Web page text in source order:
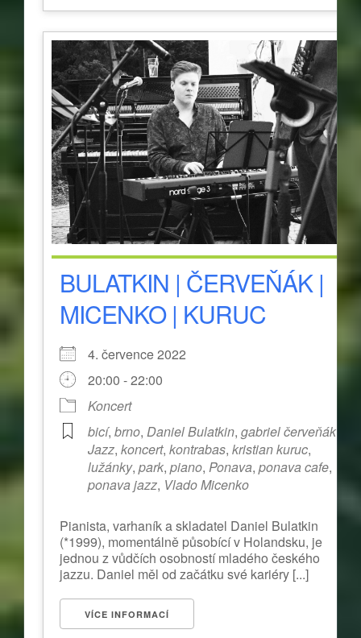
BULATKIN | ČERVEŇÁK |
MICENKO | KURUC
4. července 2022
20:00 - 22:00
Koncert
bicí,brno,Daniel Bulatkin,gabriel červeňák
Jazz,koncert,kontrabas,kristian kuruc,
lužánky,park,piano,Ponava,ponava cafe,
ponava jazz, Vlado Micenko
Pianista, varhaník a skladatel Daniel Bulatkin
(*1999), momentálně působící v Holandsku, je
jednou z vůdčích osobností mladého českého
jazzu. Daniel měl od začátku své kariéry [...]
VÍCE INFORMACÍ